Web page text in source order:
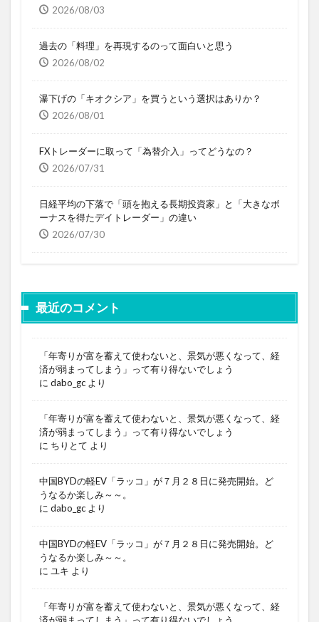
2026/08/03
過去の「料理」を再現するのって面白いと思う
2026/08/02
瀑下げの「キオクシア」を買うという選択はありか？
2026/08/01
FXトレーダーに取って「為替介入」ってどうなの？
2026/07/31
日経平均の下落で「頭を抱える長期投資家」と「大きなボ
ーナスを得たデイトレーダー」の違い
2026/07/30
最近のコメント
「年寄りが富を蓄えて使わないと、景気が悪くなって、経
済が弱まってしまう」って有り得ないでしょう
に dabo_gc より
「年寄りが富を蓄えて使わないと、景気が悪くなって、経
済が弱まってしまう」って有り得ないでしょう
に ちりとて より
中国BYDの軽EV「ラッコ」が７月２８日に発売開始。ど
うなるか楽しみ～～。
に dabo_gc より
中国BYDの軽EV「ラッコ」が７月２８日に発売開始。ど
うなるか楽しみ～～。
に ユキ より
「年寄りが富を蓄えて使わないと、景気が悪くなって、経